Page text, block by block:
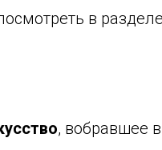
в разделе
, вобравшее